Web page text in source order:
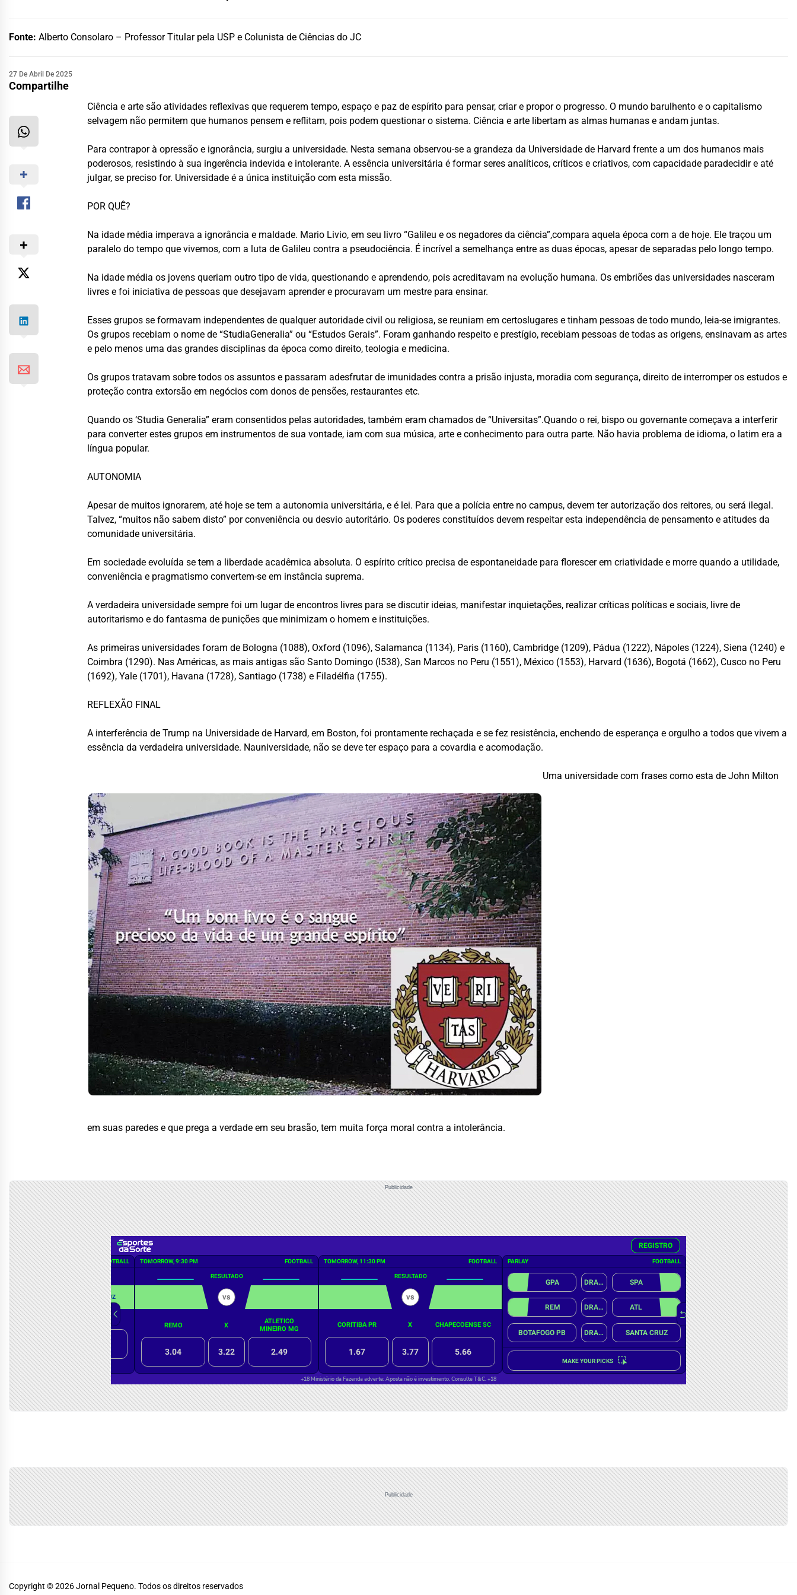
Fonte: Alberto Consolaro – Professor Titular pela USP e Colunista de Ciências do JC
27 De Abril De 2025
Compartilhe
Ciência e arte são atividades reflexivas que requerem tempo, espaço e paz de espírito para pensar, criar e propor o progresso. O mundo barulhento e o capitalismo
selvagem não permitem que humanos pensem e reflitam, pois podem questionar o sistema. Ciência e arte libertam as almas humanas e andam juntas.
Para contrapor à opressão e ignorância, surgiu a universidade. Nesta semana observou-se a grandeza da Universidade de Harvard frente a um dos humanos mais
poderosos, resistindo à sua ingerência indevida e intolerante. A essência universitária é formar seres analíticos, críticos e criativos, com capacidade paradecidir e até
julgar, se preciso for. Universidade é a única instituição com esta missão.
POR QUÊ?
Na idade média imperava a ignorância e maldade. Mario Livio, em seu livro “Galileu e os negadores da ciência”,compara aquela época com a de hoje. Ele traçou um
paralelo do tempo que vivemos, com a luta de Galileu contra a pseudociência. É incrível a semelhança entre as duas épocas, apesar de separadas pelo longo tempo.
Na idade média os jovens queriam outro tipo de vida, questionando e aprendendo, pois acreditavam na evolução humana. Os embriões das universidades nasceram
livres e foi iniciativa de pessoas que desejavam aprender e procuravam um mestre para ensinar.
Esses grupos se formavam independentes de qualquer autoridade civil ou religiosa, se reuniam em certoslugares e tinham pessoas de todo mundo, leia-se imigrantes.
Os grupos recebiam o nome de “StudiaGeneralia” ou “Estudos Gerais”. Foram ganhando respeito e prestígio, recebiam pessoas de todas as origens, ensinavam as artes
e pelo menos uma das grandes disciplinas da época como direito, teologia e medicina.
Os grupos tratavam sobre todos os assuntos e passaram adesfrutar de imunidades contra a prisão injusta, moradia com segurança, direito de interromper os estudos e
proteção contra extorsão em negócios com donos de pensões, restaurantes etc.
Quando os ‘Studia Generalia” eram consentidos pelas autoridades, também eram chamados de “Universitas”.Quando o rei, bispo ou governante começava a interferir
para converter estes grupos em instrumentos de sua vontade, iam com sua música, arte e conhecimento para outra parte. Não havia problema de idioma, o latim era a
língua popular.
AUTONOMIA
Apesar de muitos ignorarem, até hoje se tem a autonomia universitária, e é lei. Para que a polícia entre no campus, devem ter autorização dos reitores, ou será ilegal.
Talvez, “muitos não sabem disto” por conveniência ou desvio autoritário. Os poderes constituídos devem respeitar esta independência de pensamento e atitudes da
comunidade universitária.
Em sociedade evoluída setem a liberdade acadêmica absoluta. O espírito crítico precisa de espontaneidade para florescer em criatividade e morre quando a utilidade,
conveniência e pragmatismo convertem-se em instância suprema.
A verdadeira universidade sempre foi um lugar de encontros livres para se discutir ideias, manifestar inquietações, realizar críticas políticas e sociais, livre de
autoritarismo e do fantasma de punições que minimizam o homem e instituições.
As primeiras universidades foram de Bologna (1088), Oxford (1096), Salamanca (1134), Paris (1160), Cambridge (1209), Pádua (1222), Nápoles (1224), Siena (1240) e
Coimbra (1290). Nas Américas, as mais antigas são Santo Domingo (l538), San Marcos no Peru (1551), México (1553), Harvard (1636), Bogotá (1662), Cusco no Peru
(1692), Yale (1701), Havana (1728), Santiago (1738) e Filadélfia (1755).
REFLEXÃO FINAL
A interferência de Trump na Universidade de Harvard, em Boston, foi prontamente rechaçada e se fez resistência, enchendo de esperança e orgulho a todos que vivem a
essência da verdadeira universidade. Nauniversidade, não se deve ter espaço para a covardia e acomodação.
Uma universidade com frases como esta de John Milton
em suas paredes e que prega a verdade em seu brasão, tem muita força moral contra a intolerância.
Publicidade
Publicidade
Copyright © 2026Jornal Pequeno. Todos os direitos reservados